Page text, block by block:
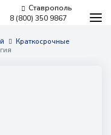
8 (800) 350 9867
Ставрополь
Краткосрочные